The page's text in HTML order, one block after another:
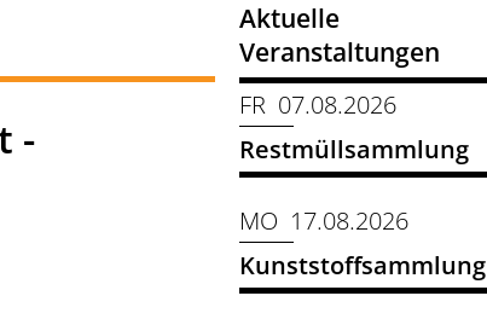
-
Aktuelle
Veranstaltungen
FR 07.08.2026
Restmüllsammlung
MO 17.08.2026
Kunststoffsammlung